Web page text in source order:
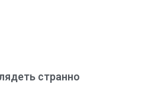
странно